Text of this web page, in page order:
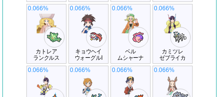
カトレア
ランクルス
0.066%
キョウヘイ
ウォーグルI
0.066%
ベル
ムシャーナ
0.066%
カミツレ
ゼブライカ
0.066%
0.066% 0.066% 0.066% 0.066%